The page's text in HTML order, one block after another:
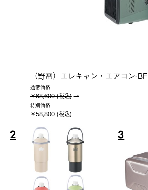
（野電）エレキャン・エアコン-BF
通常価格
￥68,600 (税込)
特別価格
￥58,800 (税込)
2 3